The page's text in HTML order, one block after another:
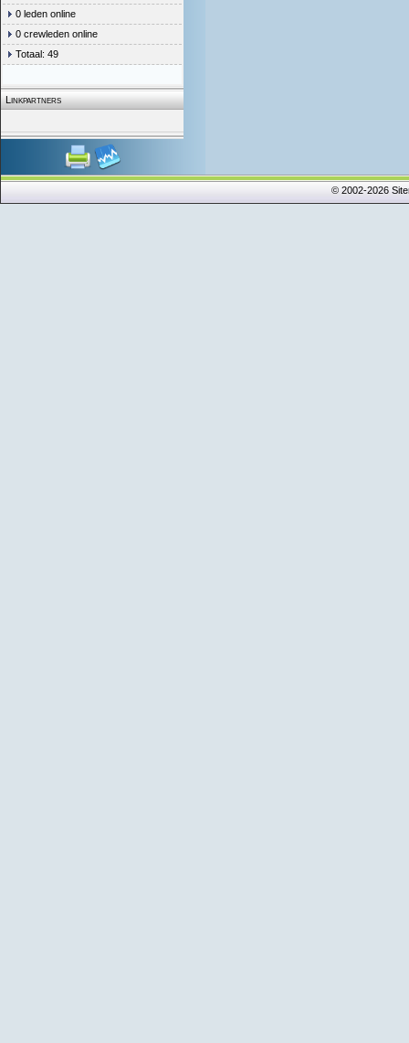
0 leden online
0 crewleden online
Totaal: 49
Linkpartners
© 2002-2026